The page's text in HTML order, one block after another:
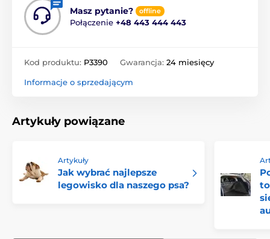
Masz pytanie? offline
Połączenie +48 443 444 443
Kod produktu: P3390 Gwarancja: 24 miesięcy
Informacje o sprzedającym
Artykuły powiązane
Artykuły
Jak wybrać najlepsze
legowisko dla naszego psa?